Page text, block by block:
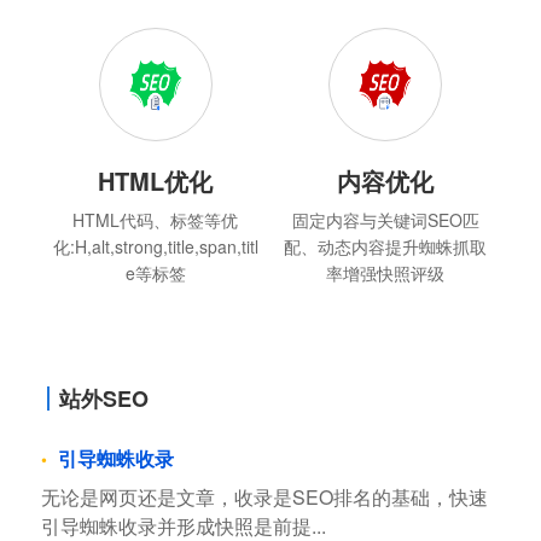
HTML优化
HTML代码、标签等优
化:H,alt,strong,title,span,titl
e等标签
内容优化
固定内容与关键词SEO匹
配、动态内容提升蜘蛛抓取
率增强快照评级
站外SEO
引导蜘蛛收录
无论是网页还是文章，收录是SEO排名的基础，快速
引导蜘蛛收录并形成快照是前提...